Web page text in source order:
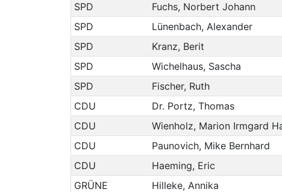
SPD
Fuchs, Norbert Johann
SPD
Lünenbach, Alexander
SPD
Kranz, Berit
SPD
Wichelhaus, Sascha
SPD
Fischer, Ruth
CDU
Dr. Portz, Thomas
CDU
Wienholz, Marion Irmgard
CDU
Paunovich, Mike Bernhard
CDU
Haeming, Eric
GRÜNE
Hilleke, Annika